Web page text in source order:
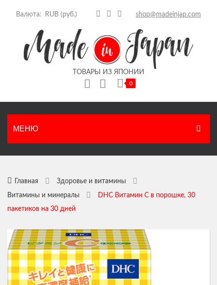
Валюта: shop@madeinjap.com
ТОВАРЫ ИЗ ЯПОНИИ
0
МЕНЮ
ГЛАВНАЯ
КАТАЛОГ
Японские продукты
Товары для здоровья
Товары для детей
НОВОСТИ
О НАС
КАК ОФОРМИТЬ ЗАКАЗ
ОБРАТНАЯ СВЯЗЬ
Главная Здоровье и витамины
Витамины и минералы
DHC Витамин С в порошке, 30
пакетиков на 30 дней